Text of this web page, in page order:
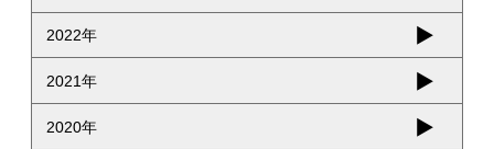
2022年
2021年
2020年